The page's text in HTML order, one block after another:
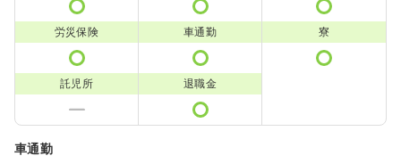
労災保険 車通勤 寮
託児所 退職金
車通勤